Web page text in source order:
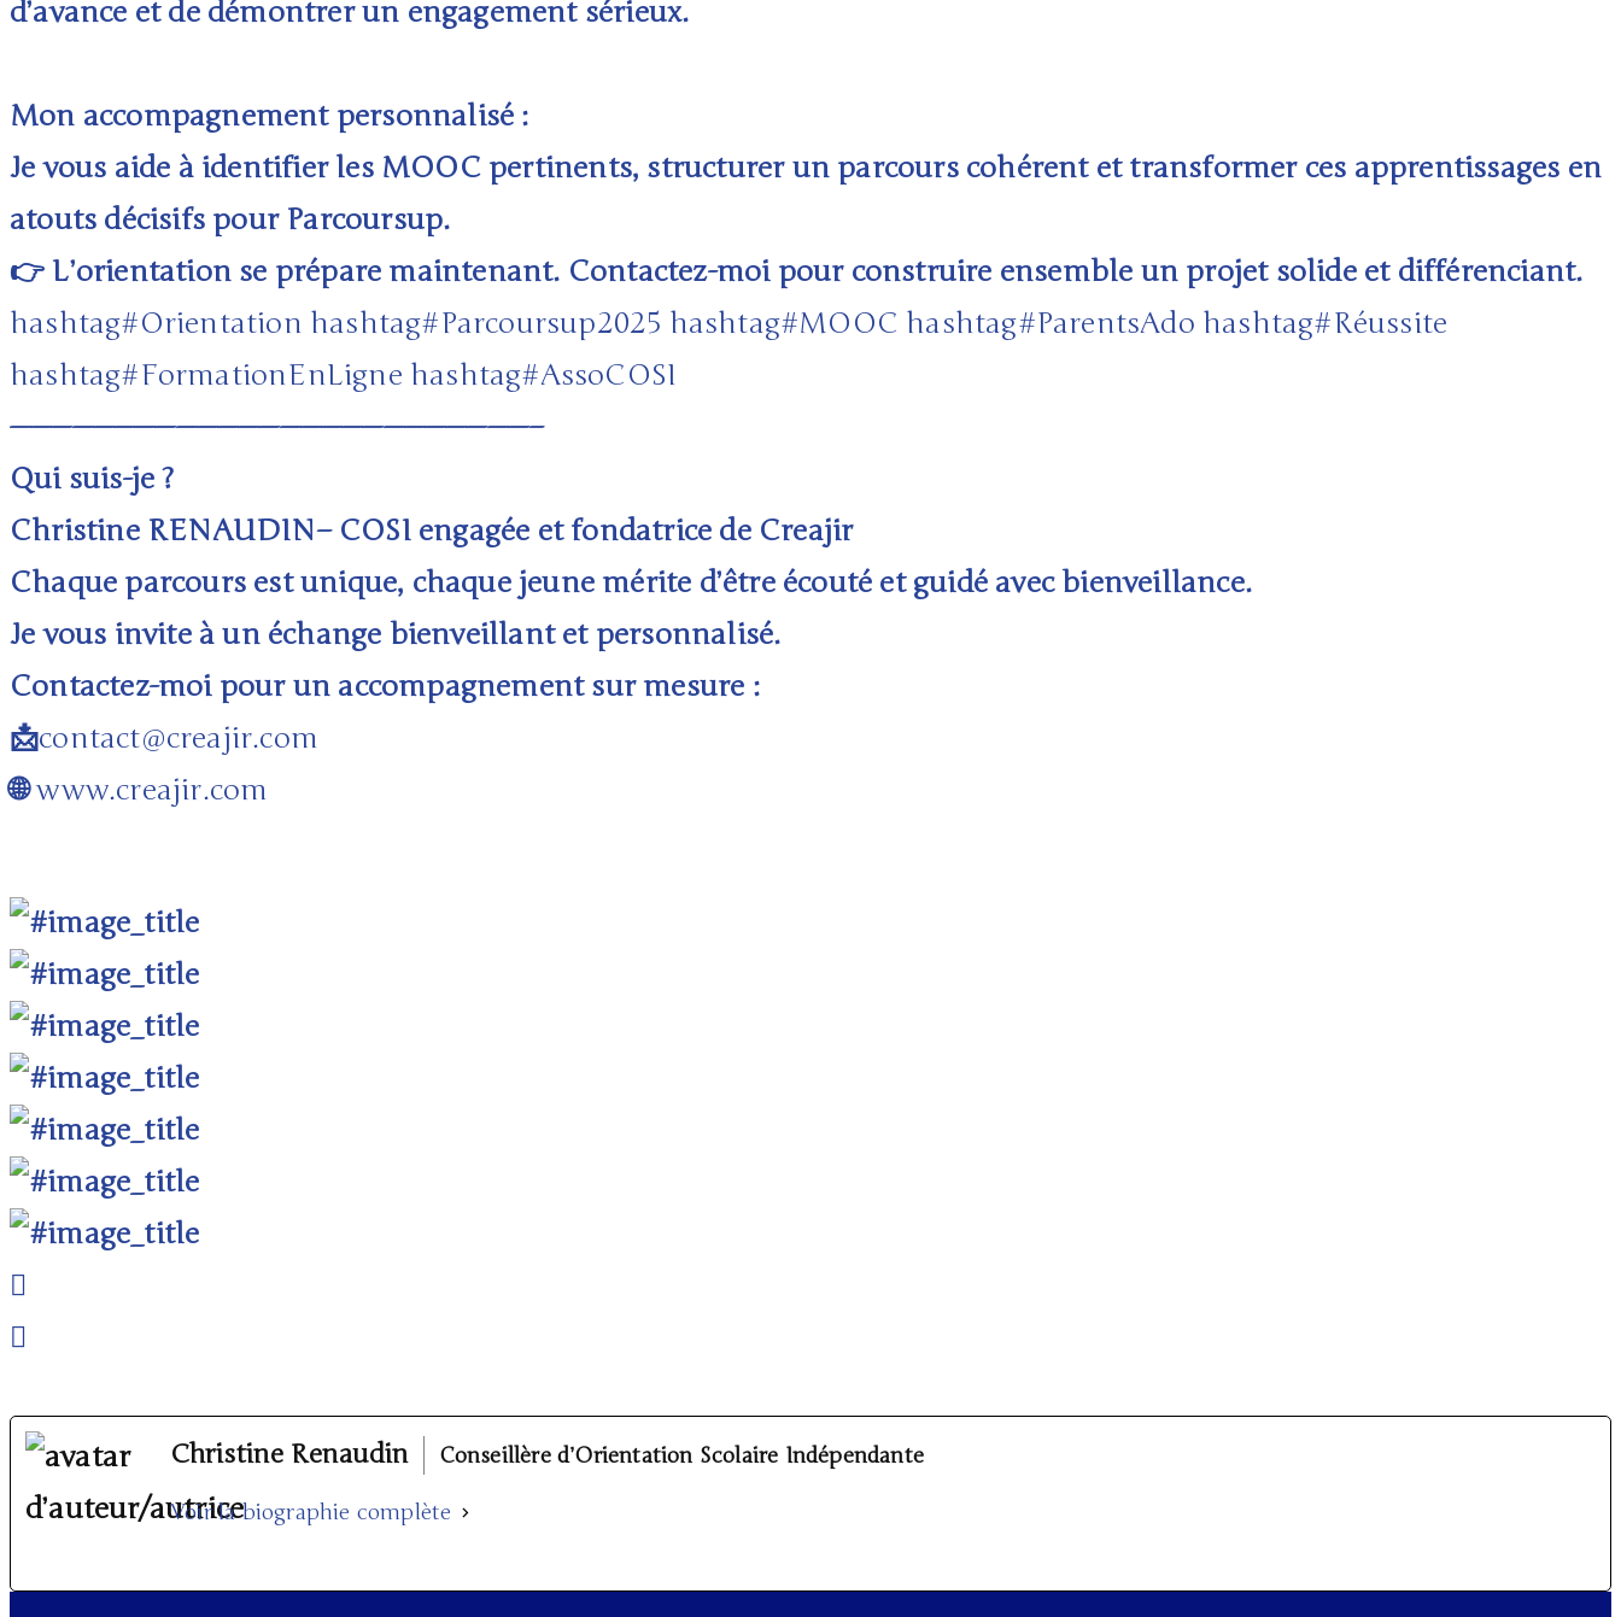
d’avance et de démontrer un engagement sérieux.
Mon accompagnement personnalisé :
Je vous aide à identifier les MOOC pertinents, structurer un parcours cohérent et transformer ces apprentissages en
atouts décisifs pour Parcoursup.
👉 L’orientation se prépare maintenant. Contactez-moi pour construire ensemble un projet solide et différenciant.
hashtag#Orientation hashtag#Parcoursup2025 hashtag#MOOC hashtag#ParentsAdo hashtag#Réussite
hashtag#FormationEnLigne hashtag#AssoCOSI
—————————————————————————–
Qui suis-je ?
Christine RENAUDIN– COSI engagée et fondatrice de Creajir
Chaque parcours est unique, chaque jeune mérite d’être écouté et guidé avec bienveillance.
Je vous invite à un échange bienveillant et personnalisé.
Contactez-moi pour un accompagnement sur mesure :
📩contact@creajir.com
🌐www.creajir.com
Christine Renaudin Conseillère d’Orientation Scolaire Indépendante
Voir la biographie complète